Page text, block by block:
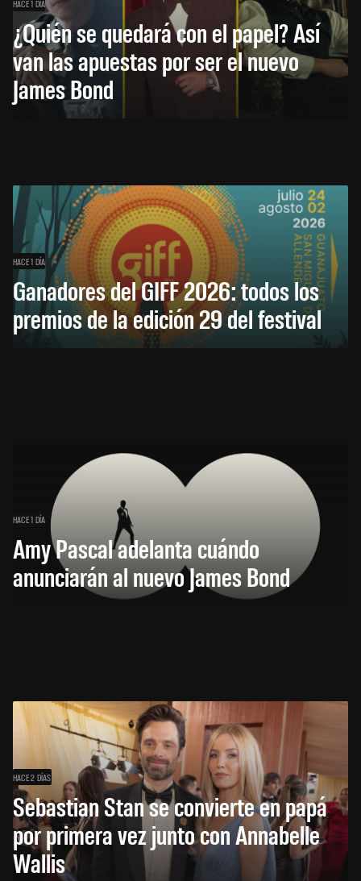
HACE 1 DÍA
¿Quién se quedará con el papel? Así
van las apuestas por ser el nuevo
James Bond
HACE 1 DÍA
Ganadores del GIFF 2026: todos los
premios de la edición 29 del festival
HACE 1 DÍA
Amy Pascal adelanta cuándo
anunciarán al nuevo James Bond
HACE 2 DÍAS
Sebastian Stan se convierte en papá
por primera vez junto con Annabelle
Wallis